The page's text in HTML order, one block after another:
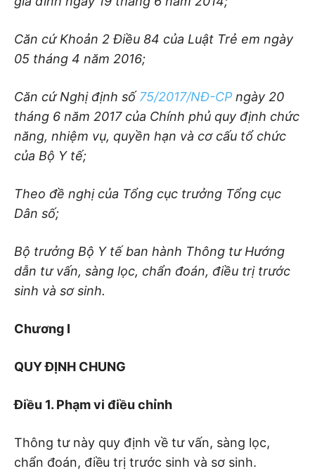
Căn cứ Khoản 2 Điều 84 của Luật Trẻ em ngày
05 tháng 4 năm 2016;
Căn cứ Nghị định số 75/2017/NĐ-CP ngày 20
tháng 6 năm 2017 của Chính phủ quy định chức
năng, nhiệm vụ, quyền hạn và cơ cấu tổ chức
của Bộ Y tế;
Theo đề nghị của Tổng cục trưởng Tổng cục
Dân số;
Bộ trưởng Bộ Y tế ban hành Thông tư Hướng
dẫn tư vấn, sàng lọc, chẩn đoán, điều trị trước
sinh và sơ sinh.
Chương I
QUY ĐỊNH CHUNG
Điều 1. Phạm vi điều chỉnh
Thông tư này quy định về tư vấn, sàng lọc,
chẩn đoán, điều trị trước sinh và sơ sinh.